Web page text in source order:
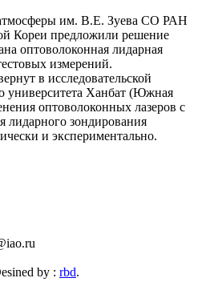
им. В.Е. Зуева СО РАН
Кореи предложили решение
оптоволоконная лидарная
измерений.
в исследовательской
университета Ханбат (Южная
оптоволоконных лазеров с
лидарного зондирования
и экспериментально.
by : rbd.